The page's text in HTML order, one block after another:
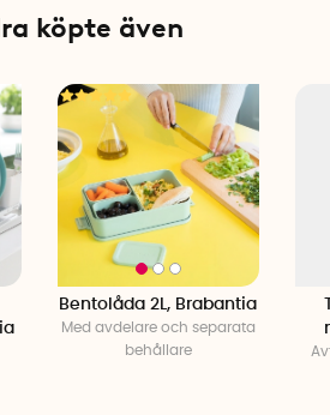
köpte även
Bentolåda 2L, Brabantia
Med avdelare och separata
behållare